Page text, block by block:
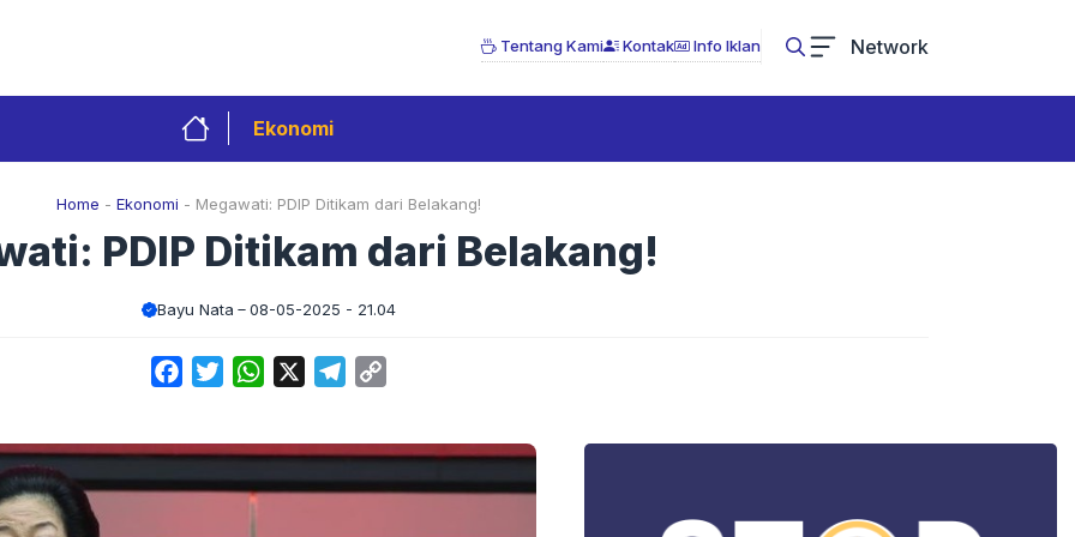
Tentang Kami Kontak Info Iklan Network
Ekonomi
Home - Ekonomi - Megawati: PDIP Ditikam dari Belakang!
PDIP Ditikam dari Belakang!
Bayu Nata 08-05-2025 - 21.04
FacebookTwitterWhatsApp Telegram